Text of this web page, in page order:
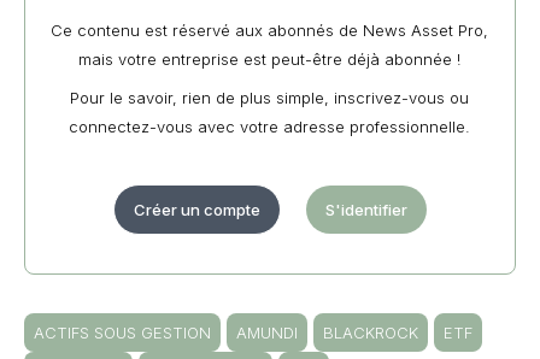
Ce contenu est réservé aux abonnés de News Asset Pro,
mais votre entreprise est peut-être déjà abonnée !
Pour le savoir, rien de plus simple, inscrivez-vous ou
connectez-vous avec votre adresse professionnelle.
Créer un compte S'identifier
ACTIFS SOUS GESTION AMUNDI BLACKROCK
ETF